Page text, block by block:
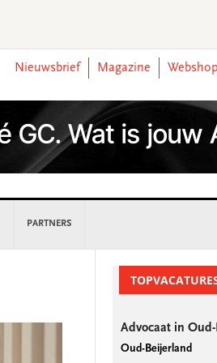
Nieuwsbrief
Magazine Webshop
PARTNERS
Sidebar
Advocaat in Oud-
Oud-Beijerland